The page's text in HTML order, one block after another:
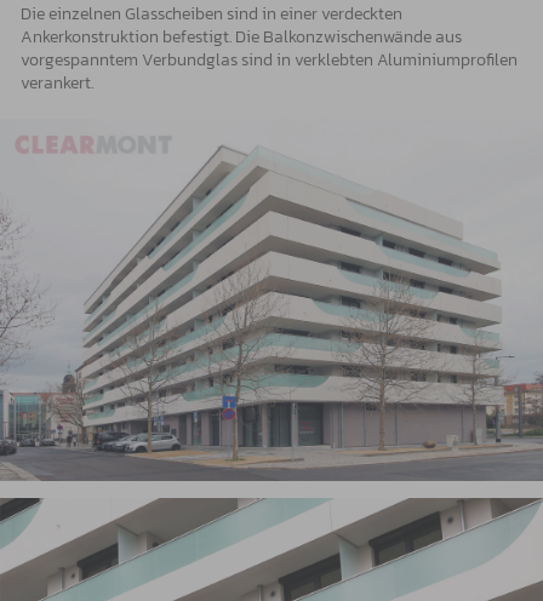
Die einzelnen Glasscheiben sind in einer verdeckten
Ankerkonstruktion befestigt. Die Balkonzwischenwände aus
vorgespanntem Verbundglas sind in verklebten Aluminiumprofilen
verankert.